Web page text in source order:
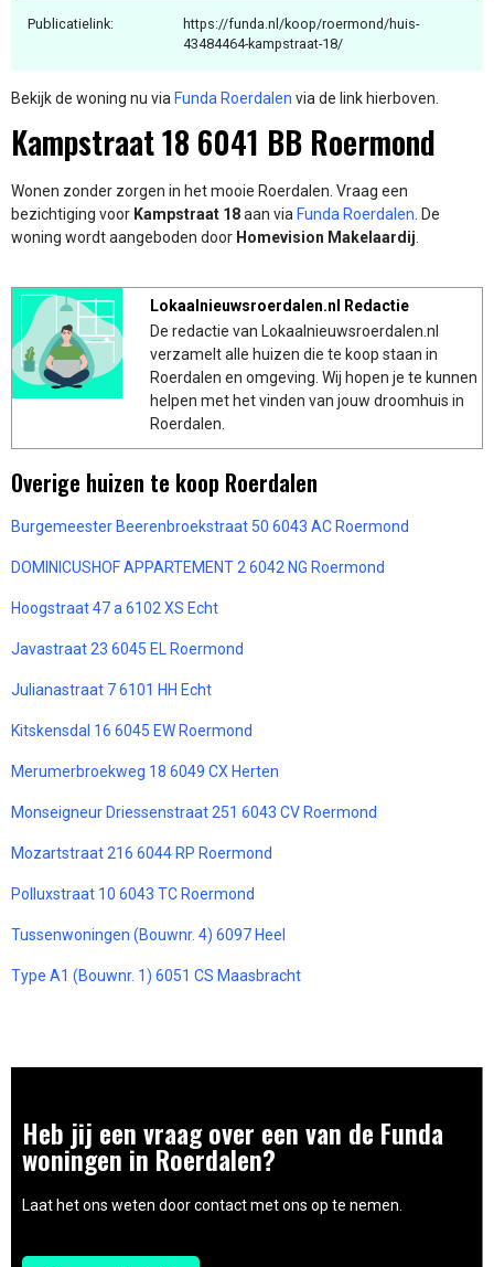
Publicatielink:
https://funda.nl/koop/roermond/huis-
43484464-kampstraat-18/
Bekijk de woning nu via Funda Roerdalen via de link hierboven.
Kampstraat 18 6041 BB Roermond
Wonen zonder zorgen in het mooie Roerdalen. Vraag een
bezichtiging voor Kampstraat 18aan via Funda Roerdalen . De
woning wordt aangeboden door Homevision Makelaardij
Lokaalnieuwsroerdalen.nl Redactie
De redactie van Lokaalnieuwsroerdalen.nl
verzamelt alle huizen die te koop staan in
Roerdalen en omgeving. Wij hopen je te kunnen
helpen met het vinden van jouw droomhuis in
Roerdalen.
Overige huizen te koop Roerdalen
Burgemeester Beerenbroekstraat 50 6043 AC Roermond
DOMINICUSHOF APPARTEMENT 2 6042 NG Roermond
Hoogstraat 47 a 6102 XS Echt
Javastraat 23 6045 EL Roermond
Julianastraat 7 6101 HH Echt
Kitskensdal 16 6045 EW Roermond
Merumerbroekweg 18 6049 CX Herten
Monseigneur Driessenstraat 251 6043 CV Roermond
Mozartstraat 216 6044 RP Roermond
Polluxstraat 10 6043 TC Roermond
Tussenwoningen (Bouwnr. 4) 6097 Heel
Type A1 (Bouwnr. 1) 6051 CS Maasbracht
Heb jij een vraag over een van de Funda
woningen in Roerdalen?
Laat het ons weten door contact met ons op te nemen.